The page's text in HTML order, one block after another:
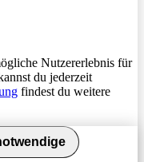
Nutzererlebnis für
du jederzeit
findest du weitere